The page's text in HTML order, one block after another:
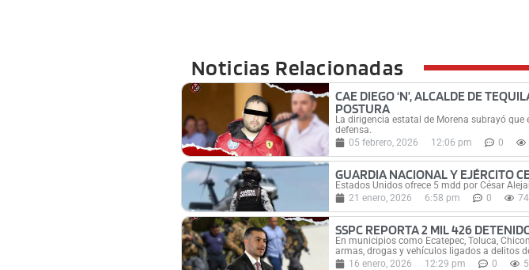
Noticias Relacionadas
CAE DIEGO ‘N’, ALCALDE DE
POSTURA
La dirigencia estatal de Morena subrayó
defensa.
05 febrero, 2026
12:06 pm 0
GUARDIA NACIONAL Y EJÉRCITO
Estados Unidos ofrece 5 mdd por César
21 enero, 2026
6:58 pm 0 74
SSPC REPORTA 2 MIL 426
En municipios como Ecatepec, Toluca,
armas, drogas y vehículos ligados a delitos
16 enero, 2026
12:29 pm 0